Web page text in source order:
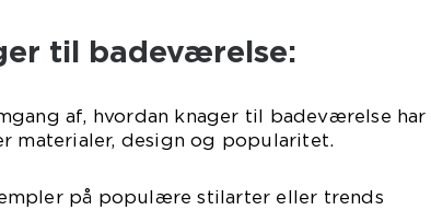
til badeværelse:
af, hvordan knager til badeværelse har
materialer, design og popularitet.
på populære stilarter eller trends